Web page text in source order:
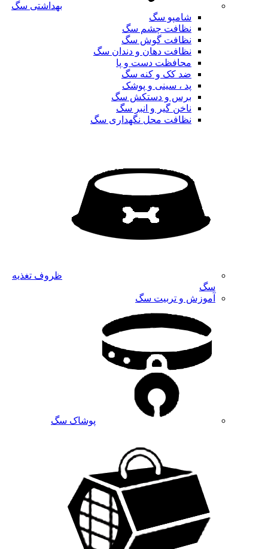
بهداشتی سگ
شامپو سگ
نظافت چشم سگ
نظافت گوش سگ
نظافت دهان و دندان سگ
محافظت دست و پا
ضد کک و کنه سگ
پد ، سینی و پوشک
برس و دستکش سگ
ناخن گیر و انبر سگ
نظافت محل نگهداری سگ
ظروف تغذیه
سگ
آموزش و تربیت سگ
پوشاک سگ